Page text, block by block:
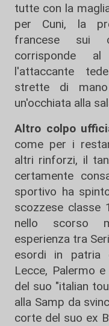
tutte con la
per Cuni, la
francese sui
corrisponde
l'attaccante
strette di
un'occhiata alla
Altro colpo
come per i
altri rinforzi, il
certamente
sportivo ha
scozzese classe
nello scorso
esperienza tra
esordi in patria
Lecce, Palermo
del suo "italian
alla Samp da
corte del suo ex